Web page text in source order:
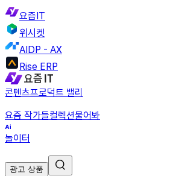
요즘IT
위시켓
AIDP - AX
Rise ERP
콘텐츠프로덕트 밸리
요즘 작가들컬렉션물어봐
놀이터
광고 상품